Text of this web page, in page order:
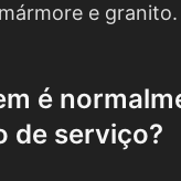
mármore e granito.
é
de serviço?